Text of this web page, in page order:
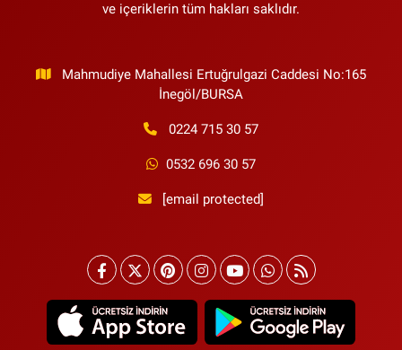
ve içeriklerin tüm hakları saklıdır.
Mahmudiye Mahallesi Ertuğrulgazi Caddesi No:165
İnegöl/BURSA
0224 715 30 57
0532 696 30 57
[email protected]